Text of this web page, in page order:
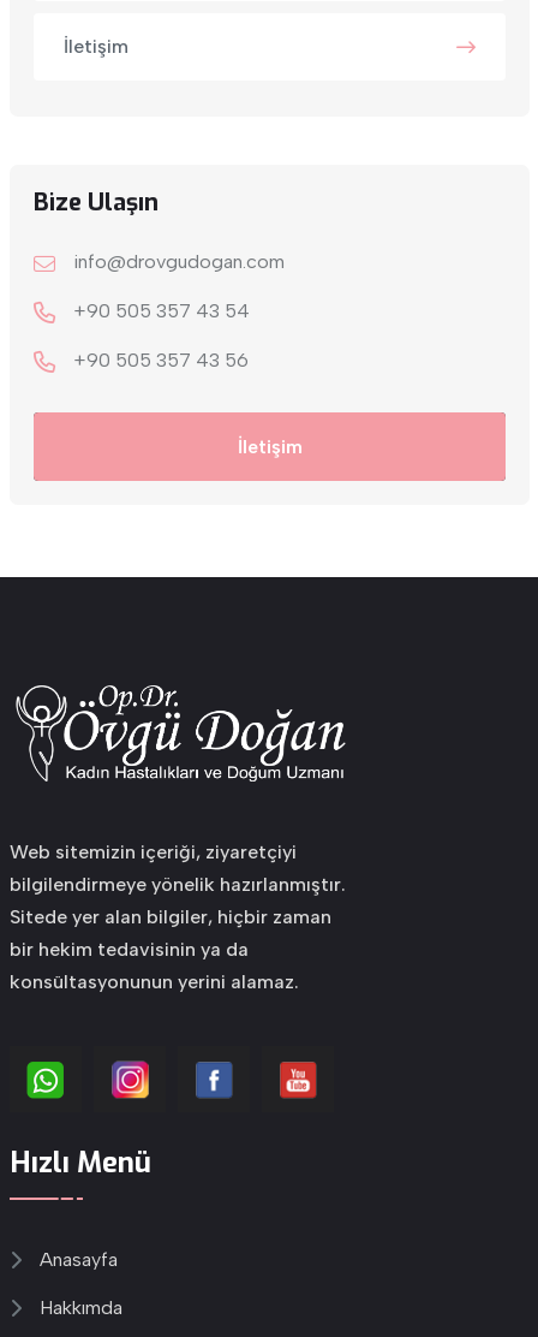
İletişim
Bize Ulaşın
info@drovgudogan.com
+90 505 357 43 54
+9‎0 505 357 43 56
İletişim
Web sitemizin içeriği, ziyaretçiyi
bilgilendirmeye yönelik hazırlanmıştır.
Sitede yer alan bilgiler, hiçbir zaman
bir hekim tedavisinin ya da
konsültasyonunun yerini alamaz.
Hızlı Menü
Anasayfa
Hakkımda